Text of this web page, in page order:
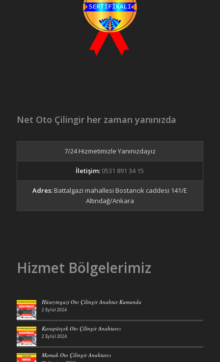
Net Oto Çilingir her zaman yanınızda
7/24 Hizmetimizle Yanınızdayız
İletişim: 0531 891 34 15
Adres: Battalgazi mahallesi Bostancık caddesi 141/E
Altındağ/Ankara
Hizmet Bölgelerimiz
Hüseyingazi Oto Çilingir Anahtar Kumanda
2 Eylül 2024
Karapürçek Oto Çilingir Anahtarcı
2 Eylül 2024
Mamak Oto Çilingir Anahtarcı